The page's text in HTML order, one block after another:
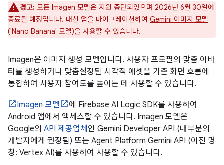
경고: 모든 Imagen 모델은 지원 중단되었으며 2026년 6월 30일에
종료될 예정입니다. 대신 앱을 마이그레이션하여 Gemini 이미지 모델
('Nano Banana' 모델)을 사용할 수 있습니다.
Imagen은 이미지 생성 모델입니다. 사용자 프로필의 맞춤 아바
타를 생성하거나 맞춤설정된 시각적 애셋을 기존 화면 흐름에
통합하여 사용자 참여도를 높이는 데 사용할 수 있습니다.
Imagen 모델
에 Firebase AI Logic SDK를 사용하여
Android 앱에서 액세스할 수 있습니다. Imagen 모델은
Google의 API 제공업체 인 Gemini Developer API (대부분의
개발자에게 권장됨) 또는 Agent Platform Gemini API (이전 명
칭: Vertex AI)를 사용하여 사용할 수 있습니다.